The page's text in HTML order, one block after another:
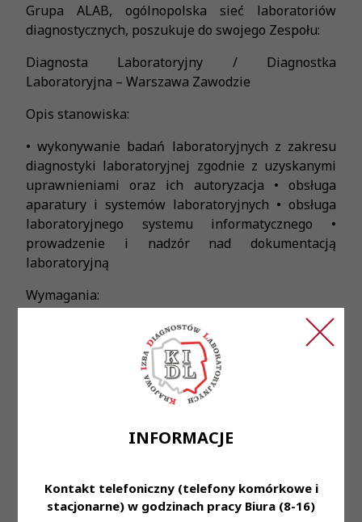
INFORMACJE
Kontakt telefoniczny (telefony komórkowe i
stacjonarne) w godzinach pracy Biura (8-16)
Grupa ALAB, ogólnopolska sieć laboratoriów
diagnostycznych, poszukuje do swojego Zespołu:
Diagnosta Laboratoryjny / Diagnostka
Laboratoryjna – Warszawa Zawodzie
Opis stanowiska:
• wykonywanie badań laboratoryjnych z zakresu
diagnostyki laboratoryjnej zgodnie z uzyskanymi
uprawnieniami oraz ich autoryzacja • obsługa
aparatury i systemów laboratoryjnych • obsługa
laboratoryjnego systemu informatycznego •
prowadzenie i nadzór nad dokumentacją
laboratoryjną
Wymagania:
• czynne Prawo Wykonywania Zawodu Diagnosty
Laboratoryjnego • rozwinięte umiejętności
manualne w pracy laboratoryjnej • dobra
organizacja pracy • umiejętność pracy w zespole •
zaangażowanie, dokładność i sumienność w
• stabilne zatrudnienie na podstawie umowy o
pracę • zniżki na nasze usługi dla naszych